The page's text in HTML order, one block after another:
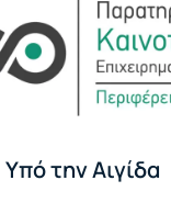
Υπό την Αιγίδα